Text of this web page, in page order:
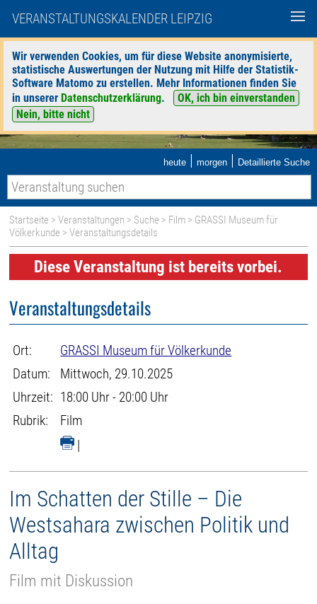
VERANSTALTUNGSKALENDER LEIPZIG
Wir verwenden Cookies, um für diese Website anonymisierte,
statistische Auswertungen der Nutzung mit Hilfe der Statistik-
Software Matomo zu erstellen. Mehr Informationen finden Sie
in unserer Datenschutzerklärung.
OK, ich bin einverstanden
Nein, bitte nicht
heute | morgen | Detaillierte Suche
Startseite >Veranstaltungen > Suche > Film > GRASSI Museum für
Völkerkunde > Veranstaltungsdetails
Diese Veranstaltung ist bereits vorbei.
Veranstaltungsdetails
Ort:
GRASSI Museum für Völkerkunde
Datum:
Mittwoch, 29.10.2025
Uhrzeit: 18:00 Uhr - 20:00 Uhr
Rubrik:
Film
|
Im Schatten der Stille – Die
Westsahara zwischen Politik und
Alltag
Film mit Diskussion